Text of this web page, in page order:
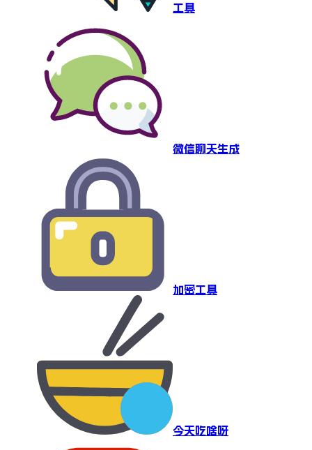
工具
微信聊天生成
加密工具
今天吃啥呀